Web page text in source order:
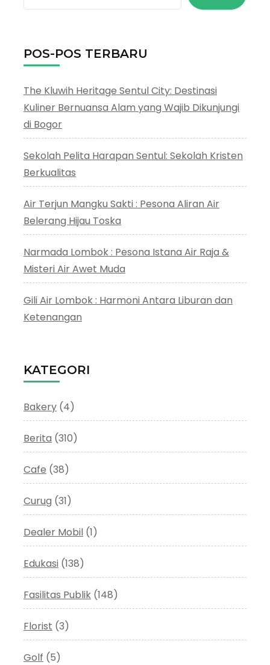
POS-POS TERBARU
The Kluwih Heritage Sentul City: Destinasi
Kuliner Bernuansa Alam yang Wajib Dikunjungi
di Bogor
Sekolah Pelita Harapan Sentul: Sekolah Kristen
Berkualitas
Air Terjun Mangku Sakti : Pesona Aliran Air
Belerang Hijau Toska
Narmada Lombok : Pesona Istana Air Raja &
Misteri Air Awet Muda
Gili Air Lombok : Harmoni Antara Liburan dan
Ketenangan
KATEGORI
Bakery (4)
Berita (310)
Cafe (38)
Curug (31)
Dealer Mobil (1)
Edukasi (138)
Fasilitas Publik (148)
Florist (3)
Golf (5)